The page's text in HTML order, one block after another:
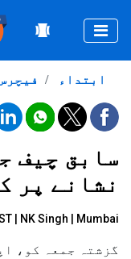
ابتداء
سابق چیف
نشانے پر
| NK Singh | Mumbai
گزشتہ جمعہ کو،